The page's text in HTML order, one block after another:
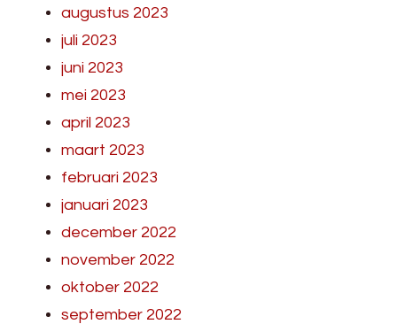
augustus 2023
juli 2023
juni 2023
mei 2023
april 2023
maart 2023
februari 2023
januari 2023
december 2022
november 2022
oktober 2022
september 2022